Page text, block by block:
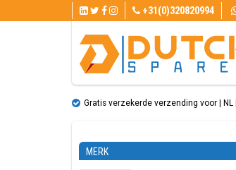
+31(0)320820994
Gratis verzekerde verzending voor | NL
MERK